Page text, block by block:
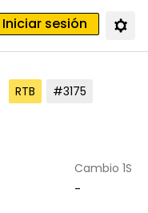
Iniciar sesión
RTB #3175
Cambio 1S
-